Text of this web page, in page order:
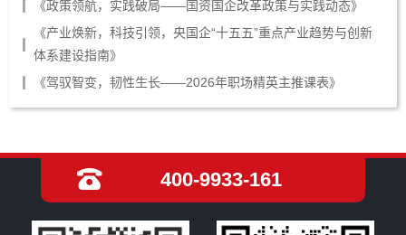
《政策领航，实践破局——国资国企改革政策与实践动态》
《产业焕新，科技引领，央国企“十五五”重点产业趋势与创新
体系建设指南》
《驾驭智变，韧性生长——2026年职场精英主推课表》
400-9933-161